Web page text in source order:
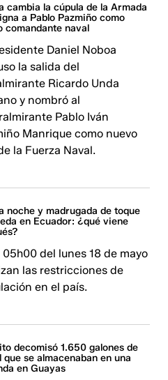
cambia la cúpula de la Armada
a Pablo Pazmiño como
comandante naval
Daniel Noboa
la salida del
Ricardo Unda
y nombró al
Pablo Iván
Manrique como nuevo
la Fuerza Naval.
noche y madrugada de toque
en Ecuador: ¿qué viene
05h00 del lunes 18 de mayo
las restricciones de
en el país.
decomisó 1.650 galones de
que se almacenaban en una
en Guayas